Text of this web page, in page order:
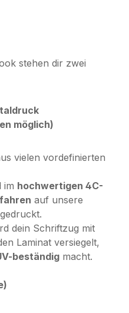
stehen dir zwei
möglich)
vielen vordefinierten
im hochwertigen 4C-
auf unsere
dein Schriftzug mit
Laminat versiegelt,
beständig macht.